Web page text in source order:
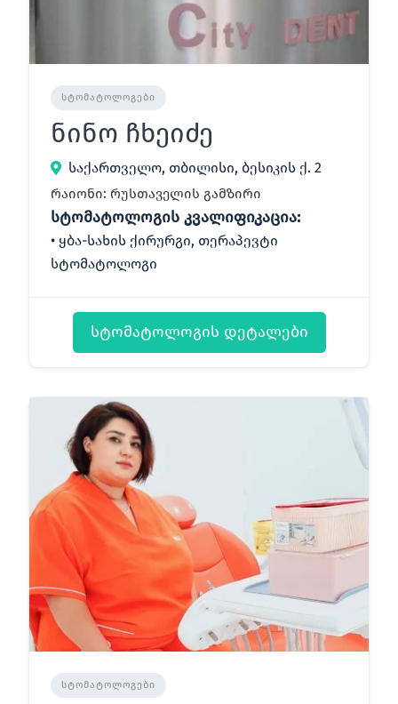
ᲡᲢᲝᲛᲐᲢᲝᲚᲝᲒᲔᲑᲘ
ნინო ჩხეიძე
საქართველო, თბილისი, ბესიკის ქ. 2
რაიონი: რუსთაველის გამზირი
სტომატოლოგის კვალიფიკაცია:
ყბა-სახის ქირურგი, თერაპევტი
სტომატოლოგი
სტომატოლოგის დეტალები
ᲡᲢᲝᲛᲐᲢᲝᲚᲝᲒᲔᲑᲘ